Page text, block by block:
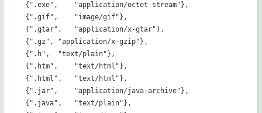
{".exe",    "application/octet-stream"},
{".gif",    "image/gif"},
{".gtar",   "application/x-gtar"},
{".gz", "application/x-gzip"},
{".h",  "text/plain"},
{".htm",    "text/html"},
{".html",   "text/html"},
{".jar",    "application/java-archive"},
{".java",   "text/plain"},